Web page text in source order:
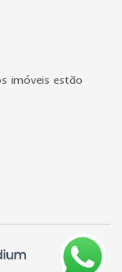
imóveis estão